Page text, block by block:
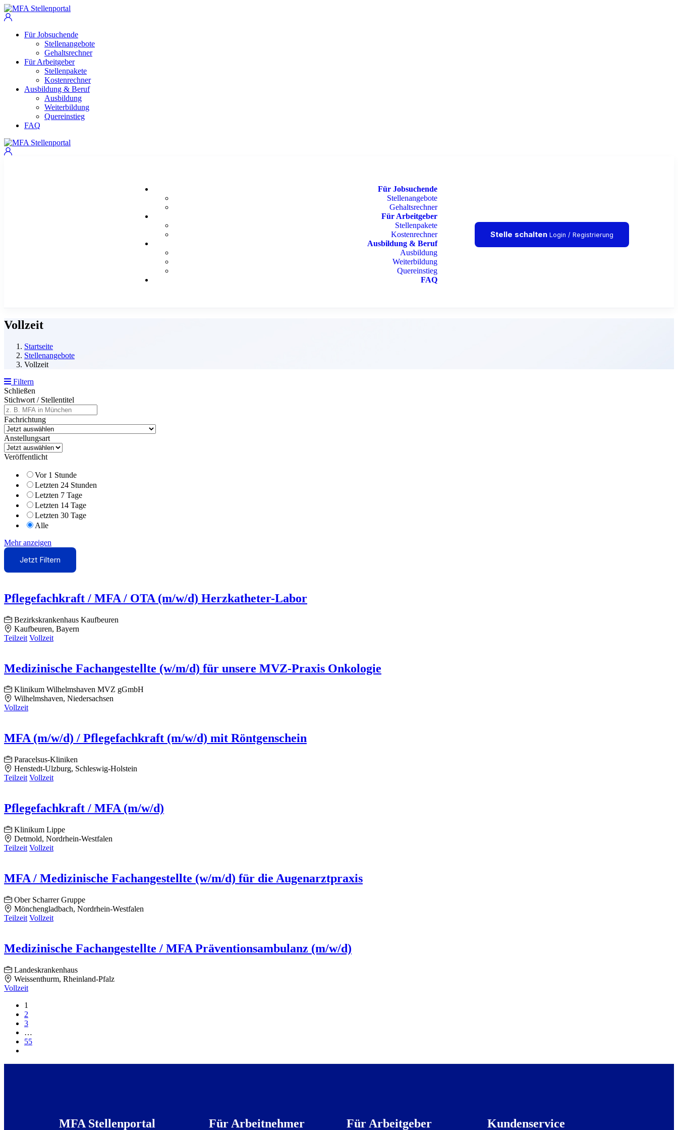
Für Jobsuchende
Stellenangebote
Gehaltsrechner
Für Arbeitgeber
Stellenpakete
Kostenrechner
Ausbildung & Beruf
Ausbildung
Weiterbildung
Quereinstieg
FAQ
Für Jobsuchende
Stellenangebote
Gehaltsrechner
Für Arbeitgeber
Stellenpakete
Kostenrechner
Ausbildung & Beruf
Ausbildung
Weiterbildung
Quereinstieg
FAQ
Stelle schalten Login / Registrierung
Vollzeit
Startseite
Stellenangebote
Vollzeit
Filtern
Schließen
Stichwort / Stellentitel
Fachrichtung
Anstellungsart
Veröffentlicht
Vor 1 Stunde
Letzten 24 Stunden
Letzten 7 Tage
Letzten 14 Tage
Letzten 30 Tage
Alle
Mehr anzeigen
Jetzt Filtern
Pflegefachkraft / MFA / OTA (m/w/d) Herzkatheter-Labor
Bezirkskrankenhaus Kaufbeuren
Kaufbeuren, Bayern
Teilzeit Vollzeit
Medizinische Fachangestellte (w/m/d) für unsere MVZ-Praxis Onkologie
Klinikum Wilhelmshaven MVZ gGmbH
Wilhelmshaven, Niedersachsen
Vollzeit
MFA (m/w/d) / Pflegefachkraft (m/w/d) mit Röntgenschein
Paracelsus-Kliniken
Henstedt-Ulzburg, Schleswig-Holstein
Teilzeit Vollzeit
Pflegefachkraft / MFA (m/w/d)
Klinikum Lippe
Detmold, Nordrhein-Westfalen
Teilzeit Vollzeit
MFA / Medizinische Fachangestellte (w/m/d) für die Augenarztpraxis
Ober Scharrer Gruppe
Mönchengladbach, Nordrhein-Westfalen
Teilzeit Vollzeit
Medizinische Fachangestellte / MFA Präventionsambulanz (m/w/d)
Landeskrankenhaus
Weissenthurm, Rheinland-Pfalz
Vollzeit
1
2
3
…
55
MFA Stellenportal Für Arbeitnehmer Für Arbeitgeber Kundenservice